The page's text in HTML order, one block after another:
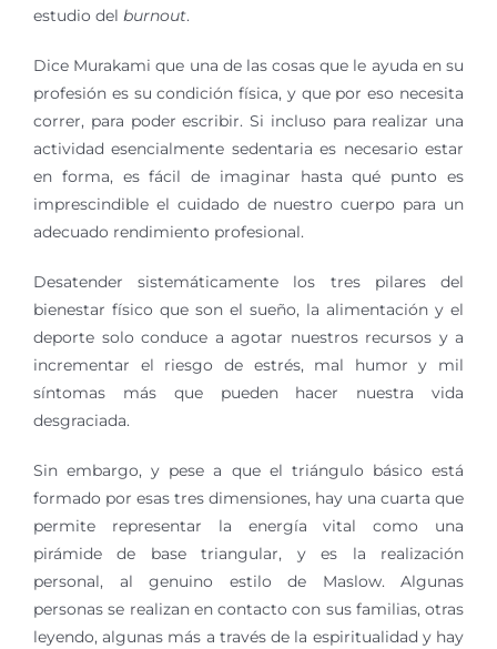
estudio del burnout.
Dice Murakami que una de las cosas que le ayuda en su
profesión es su condición física, y que por eso necesita
correr, para poder escribir. Si incluso para realizar una
actividad esencialmente sedentaria es necesario estar
en forma, es fácil de imaginar hasta qué punto es
imprescindible el cuidado de nuestro cuerpo para un
adecuado rendimiento profesional.
Desatender sistemáticamente los tres pilares del
bienestar físico que son el sueño, la alimentación y el
deporte solo conduce a agotar nuestros recursos y a
incrementar el riesgo de estrés, mal humor y mil
síntomas más que pueden hacer nuestra vida
desgraciada.
Sin embargo, y pese a que el triángulo básico está
formado por esas tres dimensiones, hay una cuarta que
permite representar la energía vital como una
pirámide de base triangular, y es la realización
personal, al genuino estilo de Maslow. Algunas
personas se realizan en contacto con sus familias, otras
leyendo, algunas más a través de la espiritualidad y hay